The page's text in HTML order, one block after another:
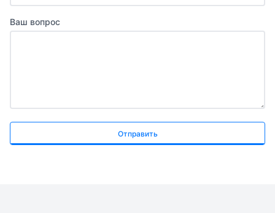
Ваш вопрос
Отправить